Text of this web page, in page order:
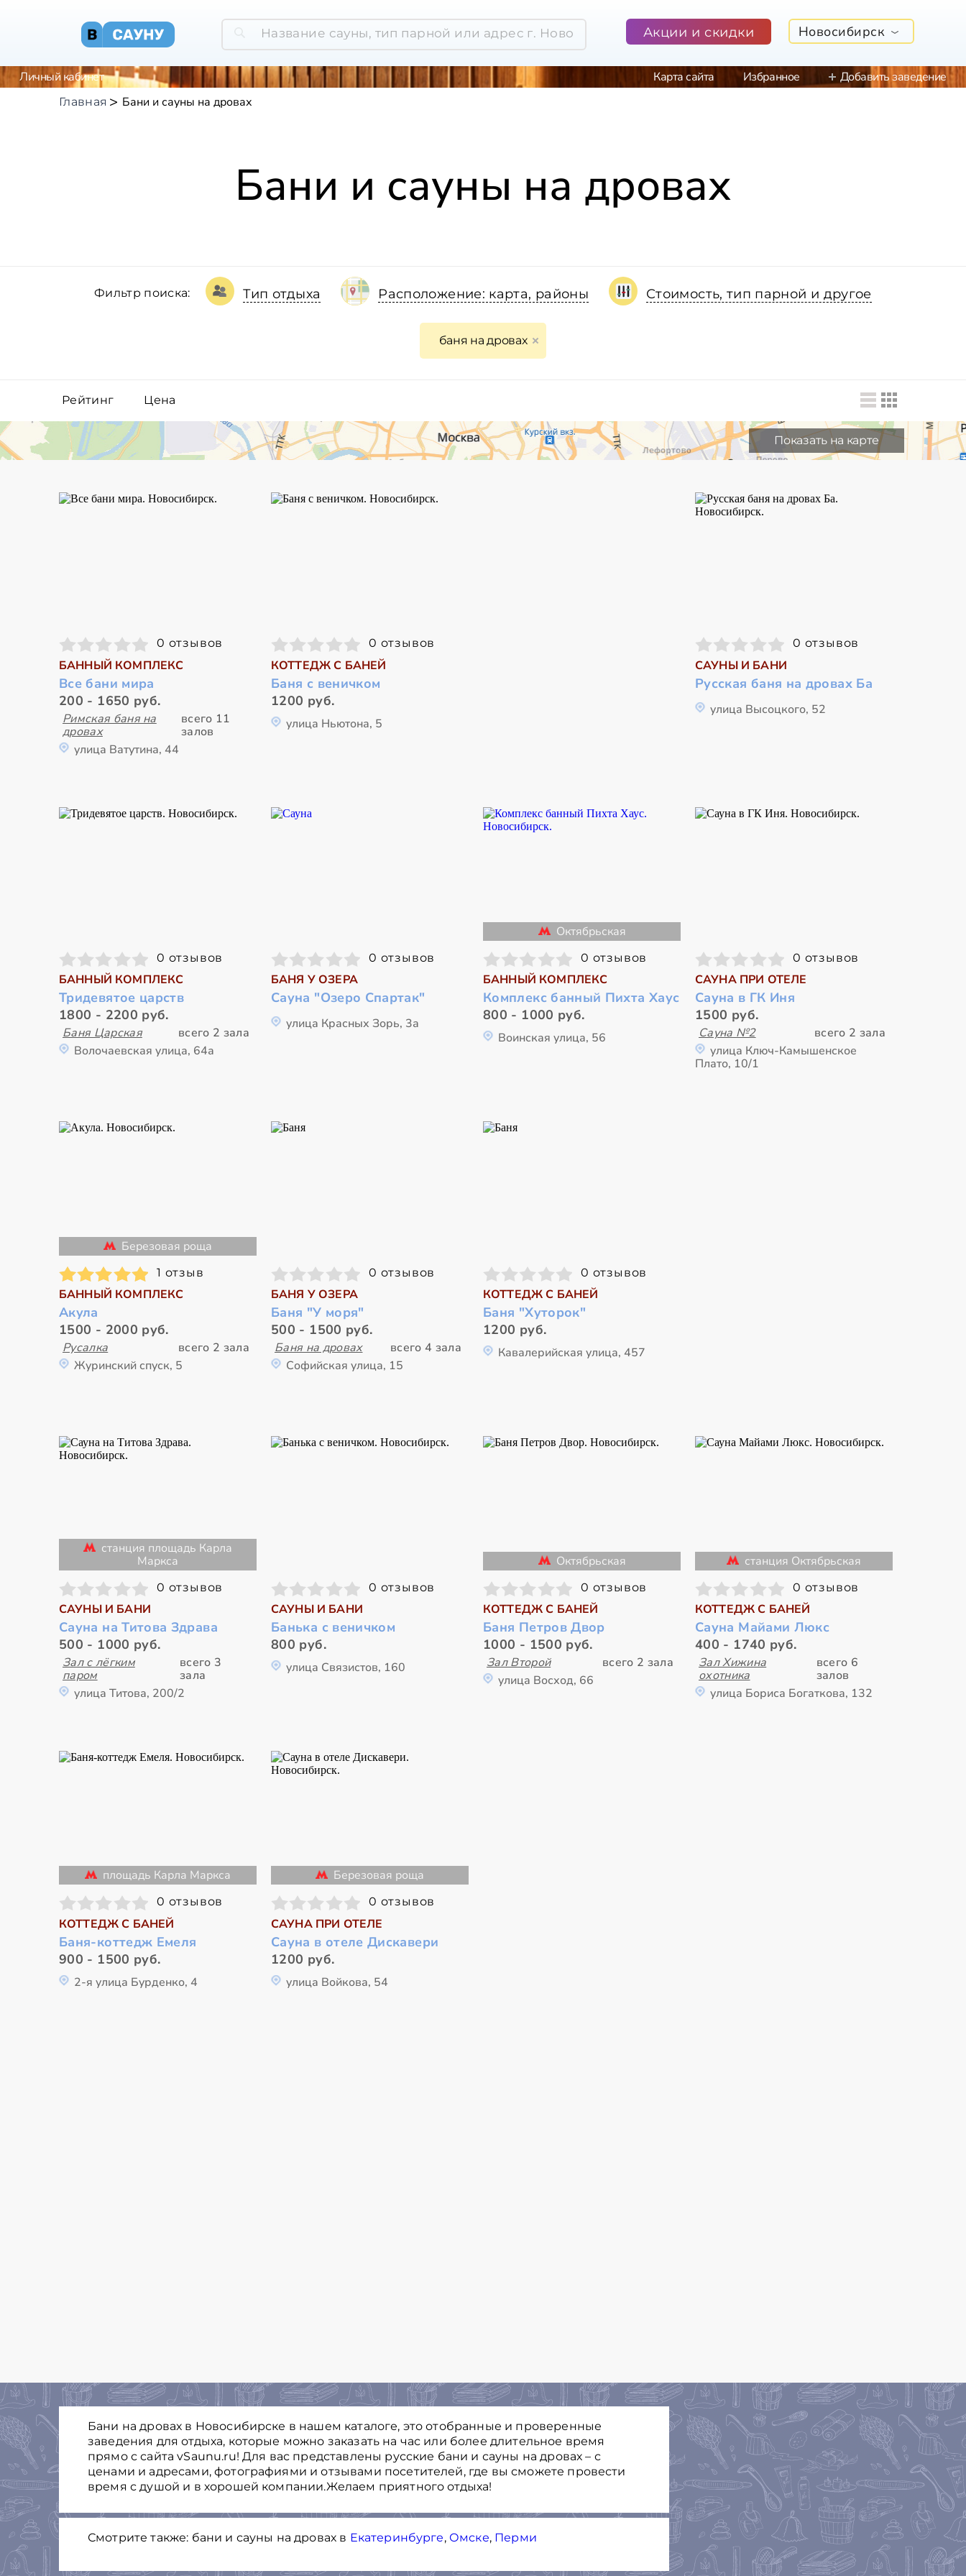
Акции и скидки Новосибирск
Личный кабинет Карта сайта Избранное Добавить заведение
Главная Бани и сауны на дровах
Бани и сауны на дровах
Фильтр поиска: Тип отдыха Расположение: карта, районы Стоимость, тип парной и другое
баня на дровах
Рейтинг Цена
Показать на карте
0 отзывов
БАННЫЙ КОМПЛЕКС
Все бани мира
200 - 1650 руб.
Римская баня на
дровах
всего 11
залов
улица Ватутина, 44
0 отзывов
КОТТЕДЖ С БАНЕЙ
Баня с веничком
1200 руб.
улица Ньютона, 5
0 отзывов
САУНЫ И БАНИ
Русская баня на дровах Ба
улица Высоцкого, 52
0 отзывов
БАННЫЙ КОМПЛЕКС
Тридевятое царств
1800 - 2200 руб.
Баня Царская
всего 2 зала
Волочаевская улица, 64а
0 отзывов
БАНЯ У ОЗЕРА
Сауна "Озеро Спартак"
улица Красных Зорь, 3а
Октябрьская
0 отзывов
БАННЫЙ КОМПЛЕКС
Комплекс банный Пихта Хаус
800 - 1000 руб.
Воинская улица, 56
0 отзывов
САУНА ПРИ ОТЕЛЕ
Сауна в ГК Иня
1500 руб.
Сауна №2
всего 2 зала
улица Ключ-Камышенское
Плато, 10/1
Березовая роща
1 отзыв
БАННЫЙ КОМПЛЕКС
Акула
1500 - 2000 руб.
Русалка
всего 2 зала
Журинский спуск, 5
0 отзывов
БАНЯ У ОЗЕРА
Баня "У моря"
500 - 1500 руб.
Баня на дровах
всего 4 зала
Софийская улица, 15
0 отзывов
КОТТЕДЖ С БАНЕЙ
Баня "Хуторок"
1200 руб.
Кавалерийская улица, 457
станция площадь Карла
Маркса
0 отзывов
САУНЫ И БАНИ
Сауна на Титова Здрава
500 - 1000 руб.
Зал с лёгким
паром
всего 3
зала
улица Титова, 200/2
0 отзывов
САУНЫ И БАНИ
Банька с веничком
800 руб.
улица Связистов, 160
Октябрьская
0 отзывов
КОТТЕДЖ С БАНЕЙ
Баня Петров Двор
1000 - 1500 руб.
Зал Второй
всего 2 зала
улица Восход, 66
станция Октябрьская
0 отзывов
КОТТЕДЖ С БАНЕЙ
Сауна Майами Люкс
400 - 1740 руб.
Зал Хижина
охотника
всего 6
залов
улица Бориса Богаткова, 132
площадь Карла Маркса
0 отзывов
КОТТЕДЖ С БАНЕЙ
Баня-коттедж Емеля
900 - 1500 руб.
2-я улица Бурденко, 4
Березовая роща
0 отзывов
САУНА ПРИ ОТЕЛЕ
Сауна в отеле Дискавери
1200 руб.
улица Войкова, 54
Бани на дровах в Новосибирске в нашем каталоге, это отобранные и проверенные
заведения для отдыха, которые можно заказать на час или более длительное время
прямо с сайта vSaunu.ru! Для вас представлены русские бани и сауны на дровах – с
ценами и адресами, фотографиями и отзывами посетителей, где вы сможете провести
время с душой и в хорошей компании.Желаем приятного отдыха!
Смотрите также: бани и сауны на дровах в Екатеринбурге, Омске, Перми